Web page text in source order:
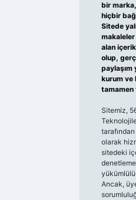
bir
hiçbir
Sitede
makaleler
alan
olup,
paylaşım
kurum ve
Sitemiz,
tarafından
olarak
sitedeki
Ancak,